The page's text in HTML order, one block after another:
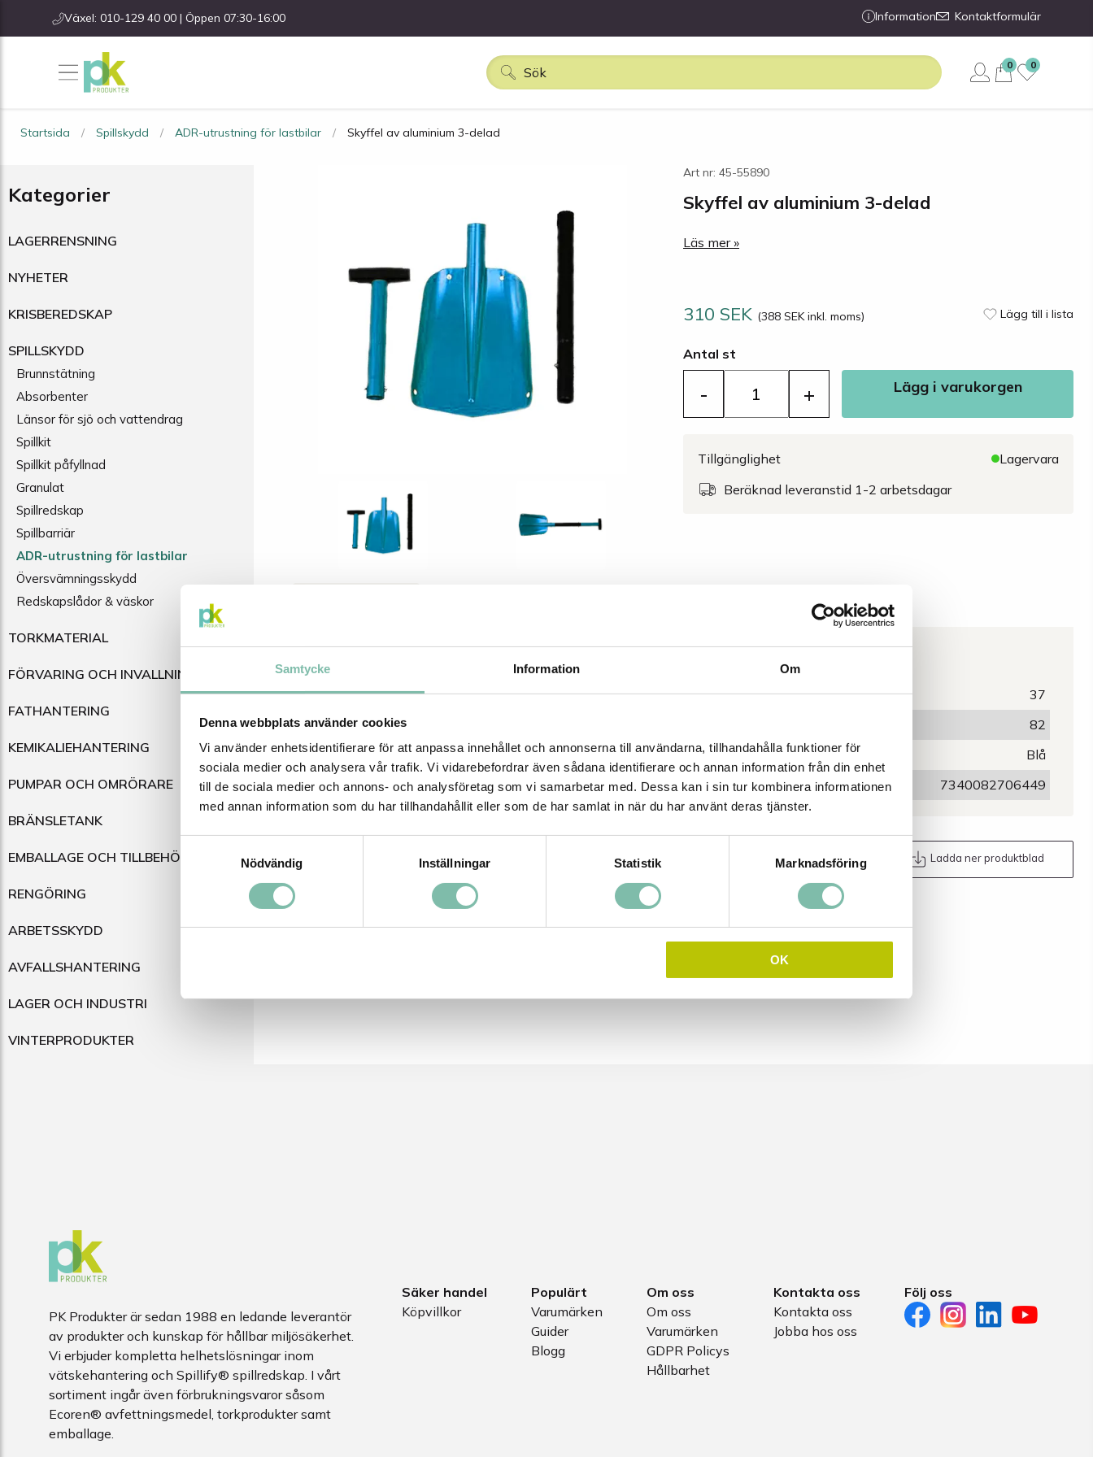
Samtycke Information Om
Denna webbplats använder cookies
Vi använder enhetsidentifierare för att anpassa innehållet och annonserna till användarna, tillhandahålla funktioner för
sociala medier och analysera vår trafik. Vi vidarebefordrar även sådana identifierare och annan information från din enhet
till de sociala medier och annons- och analysföretag som vi samarbetar med. Dessa kan i sin tur kombinera informationen
med annan information som du har tillhandahållit eller som de har samlat in när du har använt deras tjänster.
Nödvändig
Inställningar Statistik Marknadsföring
OK
Växel: 010-129 40 00 | Öppen 07:30-16:00 Information Kontaktformulär
0 0
Startsida Spillskydd ADR-utrustning för lastbilar Skyffel av aluminium 3-delad
Kategorier
LAGERRENSNING
NYHETER
KRISBEREDSKAP
SPILLSKYDD
Brunnstätning
Absorbenter
Länsor för sjö och vattendrag
Spillkit
Spillkit påfyllnad
Granulat
Spillredskap
Spillbarriär
ADR-utrustning för lastbilar
Översvämningsskydd
Redskapslådor & väskor
TORKMATERIAL
FÖRVARING OCH INVALLNING
FATHANTERING
KEMIKALIEHANTERING
PUMPAR OCH OMRÖRARE
BRÄNSLETANK
EMBALLAGE OCH TILLBEHÖR
RENGÖRING
ARBETSSKYDD
AVFALLSHANTERING
LAGER OCH INDUSTRI
VINTERPRODUKTER
Art nr: 45-55890
Skyffel av aluminium 3-delad
Läs mer »
310 SEK (388 SEK inkl. moms) Lägg till i lista
Antal st
- + Lägg i varukorgen
Tillgänglighet
Lagervara
Beräknad leveranstid 1-2 arbetsdagar
Beskrivning
Skyffel av aluminium 3-delad, omagnetisk och gnistfri.
Egenskaper
Längd hopfällt (cm)
37
82
Färg
Blå
EAN
7340082706449
Ring oss Maila oss Ladda ner produktblad
PK Produkter är sedan 1988 en ledande leverantör
av produkter och kunskap för hållbar miljösäkerhet.
Vi erbjuder kompletta helhetslösningar inom
vätskehantering och Spillify® spillredskap. I vårt
sortiment ingår även förbrukningsvaror såsom
Ecoren® avfettningsmedel, torkprodukter samt
emballage.
Säker handel
Köpvillkor
Populärt
Varumärken
Guider
Blogg
Om oss
Om oss
Varumärken
GDPR Policys
Hållbarhet
Kontakta oss
Kontakta oss
Jobba hos oss
Följ oss